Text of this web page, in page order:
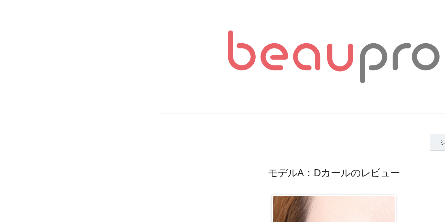
モデルA：Dカールのレビュー